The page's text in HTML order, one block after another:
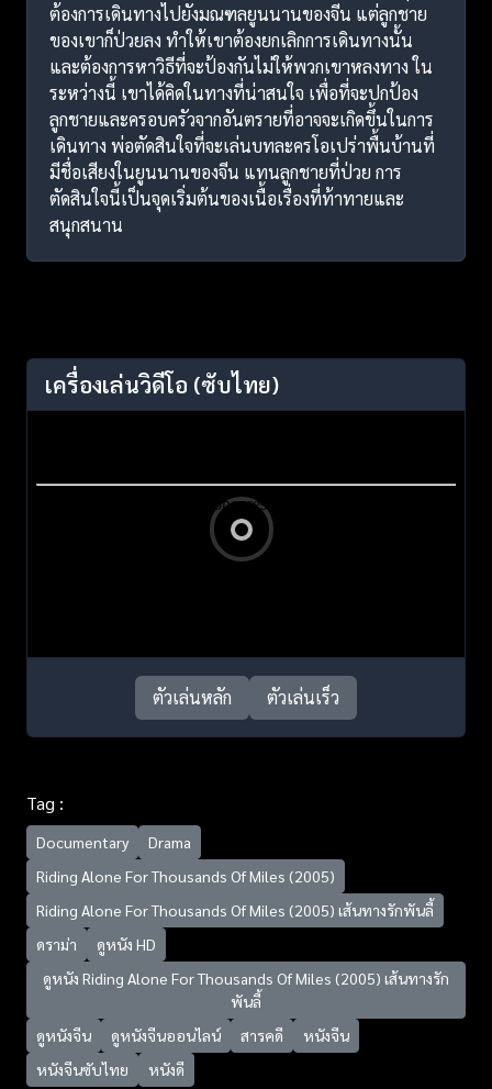
ต้องการเดินทางไปยังมณฑลยูนนานของจีน แต่ลูกชาย
ของเขาก็ป่วยลง ทำให้เขาต้องยกเลิกการเดินทางนั้น
และต้องการหาวิธีที่จะป้องกันไม่ให้พวกเขาหลงทาง ใน
ระหว่างนี้ เขาได้คิดในทางที่น่าสนใจ เพื่อที่จะปกป้อง
ลูกชายและครอบครัวจากอันตรายที่อาจจะเกิดขึ้นในการ
เดินทาง พ่อตัดสินใจที่จะเล่นบทละครโอเปร่าพื้นบ้านที่
มีชื่อเสียงในยูนนานของจีน แทนลูกชายที่ป่วย การ
ตัดสินใจนี้เป็นจุดเริ่มต้นของเนื้อเรื่องที่ท้าทายและ
สนุกสนาน
เครื่องเล่นวิดีโอ (ซับไทย)
ตัวเล่นหลัก ตัวเล่นเร็ว
Tag :
Documentary
Drama
Riding Alone For Thousands Of Miles (2005)
Riding Alone For Thousands Of Miles (2005) เส้นทางรักพันลี้
ดราม่า
ดูหนัง HD
ดูหนัง Riding Alone For Thousands Of Miles (2005) เส้นทางรัก
พันลี้
ดูหนังจีน
ดูหนังจีนออนไลน์ สารคดี
หนังจีน
หนังจีนซับไทย
หนังดี